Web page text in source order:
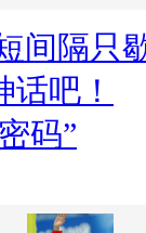
间隔只
吧！
码”